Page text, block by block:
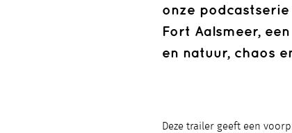
onze
Fort Aalsmeer,
en natuur, chaos
Deze trailer geeft een